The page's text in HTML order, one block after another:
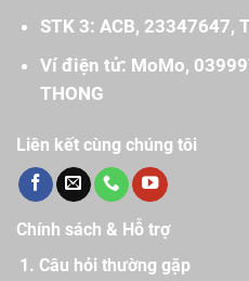
STK 3: ACB, 23347647,
Ví điện tử: MoMo,
THONG
Liên kết cùng chúng tôi
Chính sách & Hỗ trợ
Câu hỏi thường gặp